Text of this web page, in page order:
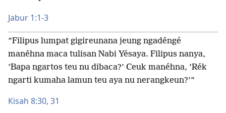
Jabur 1:1-3
”Filipus lumpat gigireunana jeung ngadéngé
manéhna maca tulisan Nabi Yésaya. Filipus nanya,
’Bapa ngartos teu nu dibaca?’ Ceuk manéhna, ’Rék
ngarti kumaha lamun teu aya nu nerangkeun?’”
Kisah 8:30, 31